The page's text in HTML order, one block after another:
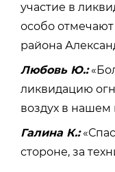
участие в
особо
района
Любовь Ю.:
ликвидацию
воздух в нашем
Галина К.:
стороне, за